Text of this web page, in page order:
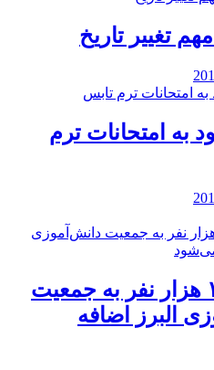
مهم تغییر تاریخ
به امتحانات ترم
️سالانه ۱۲ هزار نفر به جمعیت
البرز اضافه